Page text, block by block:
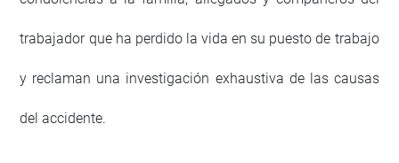
trabajador que ha perdido la vida en su puesto de trabajo
y reclaman una investigación exhaustiva de las causas
del accidente.